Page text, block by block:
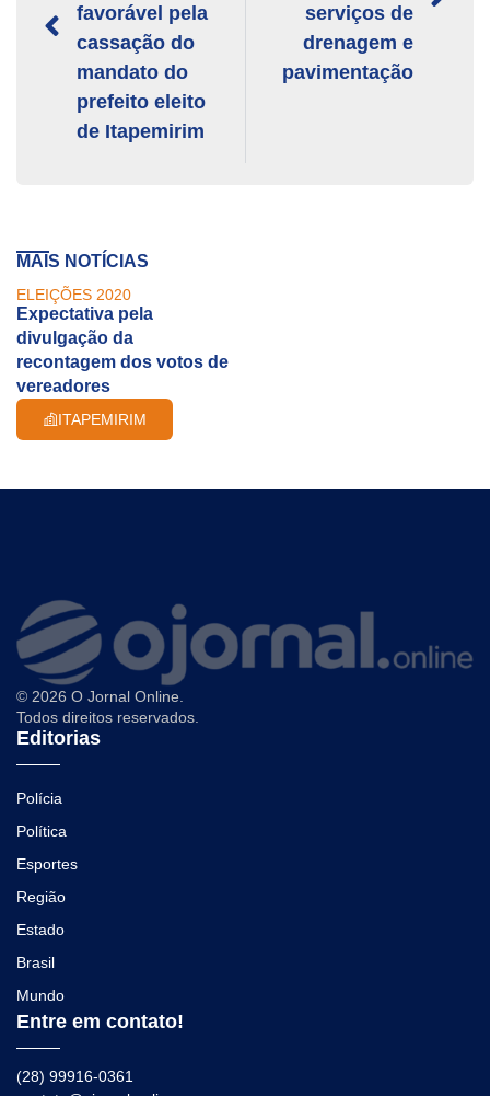
favorável pela
cassação do
mandato do
prefeito eleito
de Itapemirim
serviços de
drenagem e
pavimentação
MAIS NOTÍCIAS
ELEIÇÕES 2020
Expectativa pela
divulgação da
recontagem dos votos de
vereadores
ITAPEMIRIM
© 2026 O Jornal Online.
Todos direitos reservados.
Editorias
Polícia
Política
Esportes
Região
Estado
Brasil
Mundo
Entre em contato!
(28) 99916-0361